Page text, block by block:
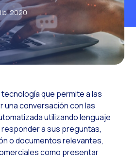
Maximizando el
La fricción
Funcionalidades
Canal de Voz
Automatización:
Historia e impacto
La revolución de la
WhatsApp
2020
que permite a las
una conversación con las
utilizando lenguaje
a sus preguntas,
o documentos relevantes,
como presentar